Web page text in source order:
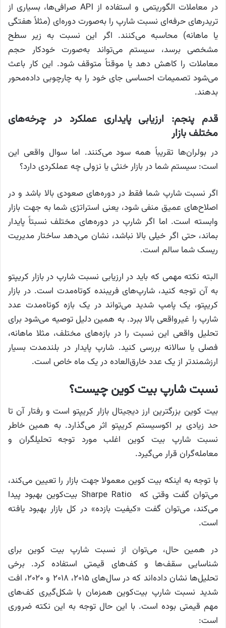
در معاملات الگوریتمی و استفاده از API صرافی‌ها، بسیاری از
تریدرهای حرفه‌ای نسبت شارپ را به‌صورت دوره‌ای (مثلاً هفتگی
یا ماهانه) محاسبه می‌کنند. اگر این نسبت به زیر سطح
مشخصی برسد، سیستم می‌تواند به‌صورت خودکار حجم
معاملات را کاهش دهد یا موقتاً متوقف شود. این کار باعث
می‌شود تصمیمات احساسی جای خود را به چارچوبی داده‌محور
بدهند.
قدم پنجم: ارزیابی پایداری عملکرد در چرخه‌های
مختلف بازار
در بولران‌ها تقریباً همه سود می‌کنند. اما سوال واقعی این
است: سیستم شما در بازار خنثی یا نزولی چه عملکردی دارد؟
اگر نسبت شارپ شما فقط در دوره‌های صعودی بالا باشد و در
اصلاح‌های عمیق منفی شود، یعنی استراتژی شما به جهت بازار
وابسته است. اما اگر شارپ در دوره‌های مختلف نسبتاً پایدار
بماند، حتی اگر خیلی بالا نباشد، نشان می‌دهد ساختار مدیریت
ریسک شما سالم است.
البته نکته مهمی که باید در ارزیابی نسبت شارپ در بازار کریپتو
به آن توجه کنید، شارپ‌های فریبنده کوتاه‌مدت است. در بازار
کریپتو، یک پامپ شدید می‌تواند در یک بازه کوتاه‌مدت عدد
شارپ را غیرواقعی بالا ببرد. به همین دلیل توصیه می‌شود برای
تحلیل واقعی این نسبت را در بازه‌های مختلف، مثلا ماهانه،
فصلی یا سالانه بررسی کنید. شارپ پایدار در بلندمدت بسیار
ارزشمندتر از یک عدد خارق‌العاده در یک ماه خاص است.
نسبت شارپ بیت کوین چیست؟
بیت کوین بزرگترین ارز دیجیتال بازار کریپتو است و رفتار آن تا
حد زیادی بر اکوسیستم کریپتو اثر می‌گذارد. به همین خاطر
نسبت شارپ بیت کوین اغلب مورد توجه تحلیلگران و
معامله‌گران قرار می‌گیرد.
با توجه به اینکه بیت کوین معمولا جهت بازار را تعیین می‌کند،
می‌توان گفت وقتی که Sharpe Ratio بیت‌کوین بهبود پیدا
می‌کند، می‌توان گفت «کیفیت بازده» در کل بازار بهبود یافته
است.
در همین حال، می‌توان از نسبت شارپ بیت کوین برای
شناسایی سقف‌ها و کف‌های قیمتی استفاده کرد. برخی
تحلیل‌ها نشان داده‌اند که در سال‌های ۲۰۱۵، ۲۰۱۸ و ۲۰۲۰، افت
شدید نسبت شارپ بیت‌کوین همزمان با شکل‌گیری کف‌های
مهم قیمتی بوده است. با این حال توجه به این نکته ضروری
است: